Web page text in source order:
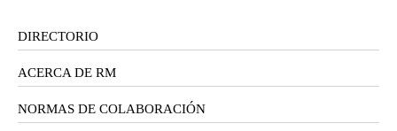
DIRECTORIO
ACERCA DE RM
NORMAS DE COLABORACIÓN